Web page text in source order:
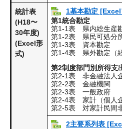
統計表
(H18〜
30年度)
(Excel形
式)
1基本勘定
第1統合勘定
第1-1表 県内総生産
第1-2表 県民可処分
第1-3表 資本勘定
第1-4表 県外勘定（経
第2制度部門別所得支
第2-1表 非金融法人
第2-2表 金融機関
第2-3表 一般政府
第2-4表 家計（個人企
第2-5表 対家計民間
2主要系列表